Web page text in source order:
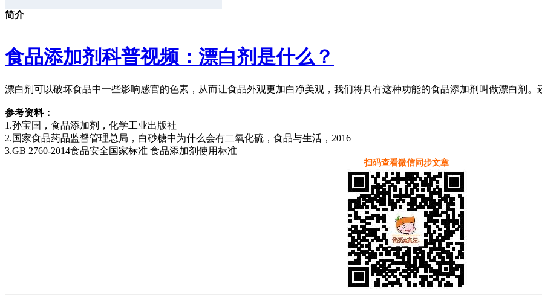
简介
食品添加剂科普视频：漂白剂是什么？
漂白剂可以破坏食品中一些影响感官的色素，从而让食品外观更加白净美观，我们将具有这种功能的食品添加剂叫做漂白剂
参考资料：
1.孙宝国，食品添加剂，化学工业出版社
2.国家食品药品监督管理总局，白砂糖中为什么会有二氧化硫，食品与生活，2016
3.GB 2760-2014食品安全国家标准 食品添加剂使用标准
扫码查看微信同步文章